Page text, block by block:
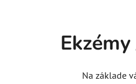
Na základe